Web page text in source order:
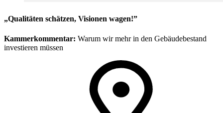
„Qualitäten schätzen, Visionen wagen!”
Kammerkommentar: Warum wir mehr in den Gebäudebestand
investieren müssen